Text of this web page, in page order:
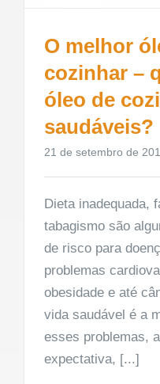
O melhor
cozinhar –
óleo de
saudáveis?
21 de setembro de
Dieta inadequada,
tabagismo são
de risco para
problemas
obesidade e até
vida saudável é a
esses problemas,
expectativa, [...]